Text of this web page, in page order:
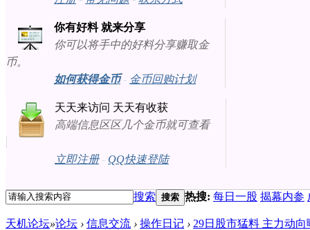
你有好料 就来分享
你可以将手中的好料分享赚取金
币。
如何获得金币- 金币回购计划
天天来访问 天天有收获
高端信息区区几个金币就可查看
立即注册- QQ快速登陆
搜索 搜索 热搜: 每日一股 揭幕内参
天机论坛»论坛 › 信息交流 › 操作日记 › 29日股市猛料 主力动向